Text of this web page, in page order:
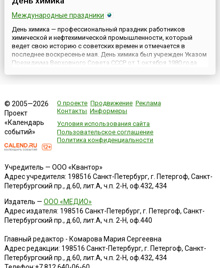
Международные праздники
День химика — профессиональный праздник работников
химической и нефтехимической промышленности, который
ведет свою историю с советских времен и отмечается в
последнее воскресенье мая. День химика был учрежден Указом
Президиума Верховного Совета СССР от 1 октября 1980 года
© 2005—2026
Проект
«Календарь
событий»
О проекте Продвижение Реклама
Контакты Информеры
Условия использования сайта
Пользовательское соглашение
Политика конфиденциальности
Учредитель — ООО «Квантор»
Адрес учредителя: 198516 Санкт-Петербург, г. Петергоф, Санкт-
Петербургский пр., д.60, лит.А, ч.п. 2-Н, оф.432, 434
Издатель — ООО «МЕДИО»
Адрес издателя: 198516 Санкт-Петербург, г. Петергоф, Санкт-
Петербургский пр., д.60, лит.А, ч.п. 2-Н, оф.440
Главный редактор - Комарова Мария Сергеевна
Адрес редакции: 198516 Санкт-Петербург, г. Петергоф, Санкт-
Петербургский пр., д.60, лит.А, ч.п. 2-Н, оф.432, 434